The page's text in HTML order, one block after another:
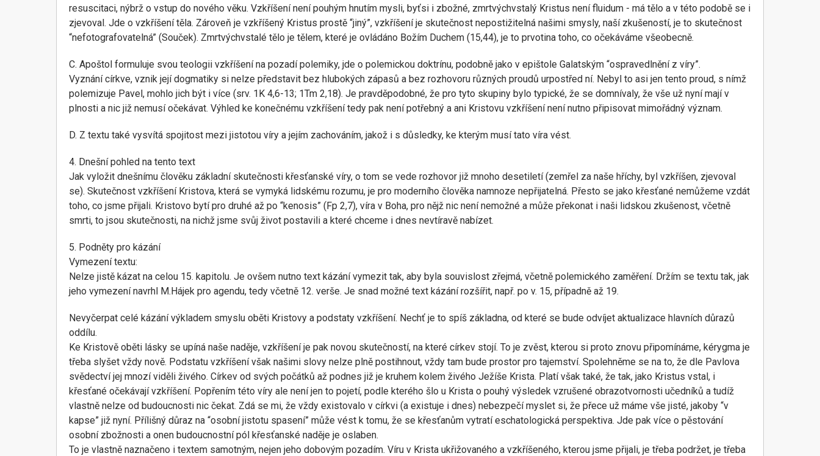
resuscitaci, nýbrž o vstup do nového věku. Vzkříšení není pouhým hnutím mysli, byťsi i zbožné, zmrtvýchvstalý Kristus není fluidum - má tělo a v této podobě se i
zjevoval. Jde o vzkříšení těla. Zároveň je vzkříšený Kristus prostě “jiný”, vzkříšení je skutečnost nepostižitelná našimi smysly, naší zkušeností, je to skutečnost
“nefotografovatelná” (Souček). Zmrtvýchvstalé tělo je tělem, které je ovládáno Božím Duchem (15,44), je to prvotina toho, co očekáváme všeobecně.
C. Apoštol formuluje svou teologii vzkříšení na pozadí polemiky, jde o polemickou doktrínu, podobně jako v epištole Galatským “ospravedlnění z víry”.
Vyznání církve, vznik její dogmatiky si nelze představit bez hlubokých zápasů a bez rozhovoru různých proudů urpostřed ní. Nebyl to asi jen tento proud, s nímž
polemizuje Pavel, mohlo jich být i více (srv. 1K 4,6-13; 1Tm 2,18). Je pravděpodobné, že pro tyto skupiny bylo typické, že se domnívaly, že vše už nyní mají v
plnosti a nic již nemusí očekávat. Výhled ke konečnému vzkříšení tedy pak není potřebný a ani Kristovu vzkříšení není nutno připisovat mimořádný význam.
D. Z textu také vysvítá spojitost mezi jistotou víry a jejím zachováním, jakož i s důsledky, ke kterým musí tato víra vést.
4. Dnešní pohled na tento text
Jak vyložit dnešnímu člověku základní skutečnosti křesťanské víry, o tom se vede rozhovor již mnoho desetiletí (zemřel za naše hříchy, byl vzkříšen, zjevoval
se). Skutečnost vzkříšení Kristova, která se vymyká lidskému rozumu, je pro moderního člověka namnoze nepřijatelná. Přesto se jako křesťané nemůžeme vzdát
toho, co jsme přijali. Kristovo bytí pro druhé až po “kenosis” (Fp 2,7), víra v Boha, pro nějž nic není nemožné a může překonat i naši lidskou zkušenost, včetně
smrti, to jsou skutečnosti, na nichž jsme svůj život postavili a které chceme i dnes nevtíravě nabízet.
5. Podněty pro kázání
Vymezení textu:
Nelze jistě kázat na celou 15. kapitolu. Je ovšem nutno text kázání vymezit tak, aby byla souvislost zřejmá, včetně polemického zaměření. Držím se textu tak, jak
jeho vymezení navrhl M.Hájek pro agendu, tedy včetně 12. verše. Je snad možné text kázání rozšířit, např. po v. 15, případně až 19.
Nevyčerpat celé kázání výkladem smyslu oběti Kristovy a podstaty vzkříšení. Nechť je to spíš základna, od které se bude odvíjet aktualizace hlavních důrazů
oddílu.
Ke Kristově oběti lásky se upíná naše naděje, vzkříšení je pak novou skutečností, na které církev stojí. To je zvěst, kterou si proto znovu připomínáme, kérygma je
třeba slyšet vždy nově. Podstatu vzkříšení však našimi slovy nelze plně postihnout, vždy tam bude prostor pro tajemství. Spolehněme se na to, že dle Pavlova
svědectví jej mnozí viděli živého. Církev od svých počátků až podnes již je kruhem kolem živého Ježíše Krista. Platí však také, že tak, jako Kristus vstal, i
křesťané očekávají vzkříšení. Popřením této víry ale není jen to pojetí, podle kterého šlo u Krista o pouhý výsledek vzrušené obrazotvornosti učedníků a tudíž
vlastně nelze od budoucnosti nic čekat. Zdá se mi, že vždy existovalo v církvi (a existuje i dnes) nebezpečí myslet si, že přece už máme vše jisté, jakoby “v
kapse” již nyní. Přílišný důraz na “osobní jistotu spasení” může vést k tomu, že se křesťanům vytratí eschatologická perspektiva. Jde pak více o pěstování
osobní zbožnosti a onen budoucnostní pól křesťanské naděje je oslaben.
To je vlastně naznačeno i textem samotným, nejen jeho dobovým pozadím. Víru v Krista ukřižovaného a vzkříšeného, kterou jsme přijali, je třeba podržet, je třeba